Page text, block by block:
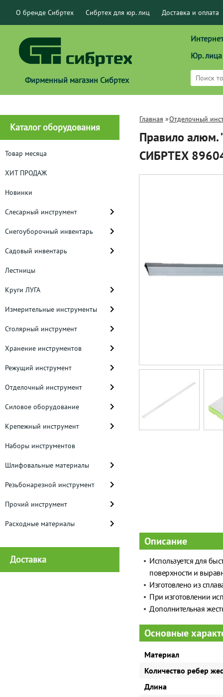
О бренде Сибртех Сибртех для юр. лиц Доставка и оплата
Фирменный магазин Сибртех
Юр. лица
Каталог оборудования
Товар месяца
ХИТ ПРОДАЖ
Новинки
Слесарный инструмент
Снегоуборочный инвентарь
Садовый инвентарь
Лестницы
Круги ЛУГА
Измерительные инструменты
Столярный инструмент
Хранение инструментов
Режущий инструмент
Отделочный инструмент
Силовое оборудование
Крепежный инструмент
Наборы инструментов
Шлифовальные материалы
Резьбонарезной инструмент
Прочий инструмент
Расходные материалы
Доставка
Главная »Отделочный
Правило алюм.
СИБРТЕХ
Описание
Используется для
поверхности и
Изготовлено из
При изготовлении
Дополнительная
Основные
Материал
Количество ребер
Длина